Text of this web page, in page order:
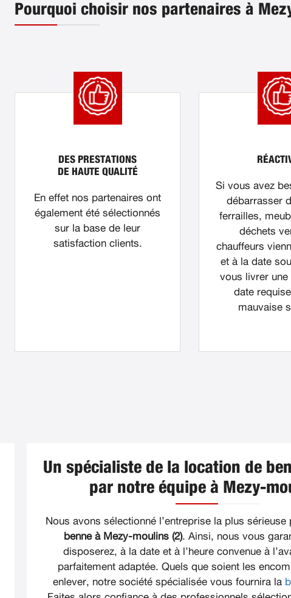
Pourquoi choisir nos partenaires à
DES PRESTATIONS
DE HAUTE QUALITÉ
En effet nos partenaires ont
également été sélectionnés
sur la base de leur
satisfaction clients.
Si vous avez
débarrasser
ferrailles,
déchets
chauffeurs
et à la date
vous livrer une
date
mauvaise
Un spécialiste de la location de
par notre équipe à Mezy-
Nous avons sélectionné l’entreprise la plus sérieuse
benne à Mezy-moulins (2). Ainsi, nous vous
disposerez, à la date et à l’heure convenue à
parfaitement adaptée. Quels que soient les
enlever, notre société spécialisée vous fournira la